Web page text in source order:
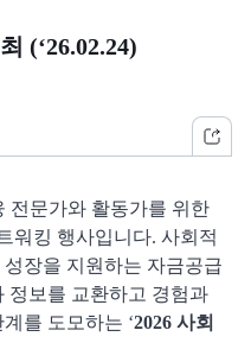
(‘26.02.24)
전문가와 활동가를 위한
워킹 행사입니다. 사회적
장을 지원하는 자금공급
정보를 교환하고 경험과
를 도모하는 ‘2026 사회